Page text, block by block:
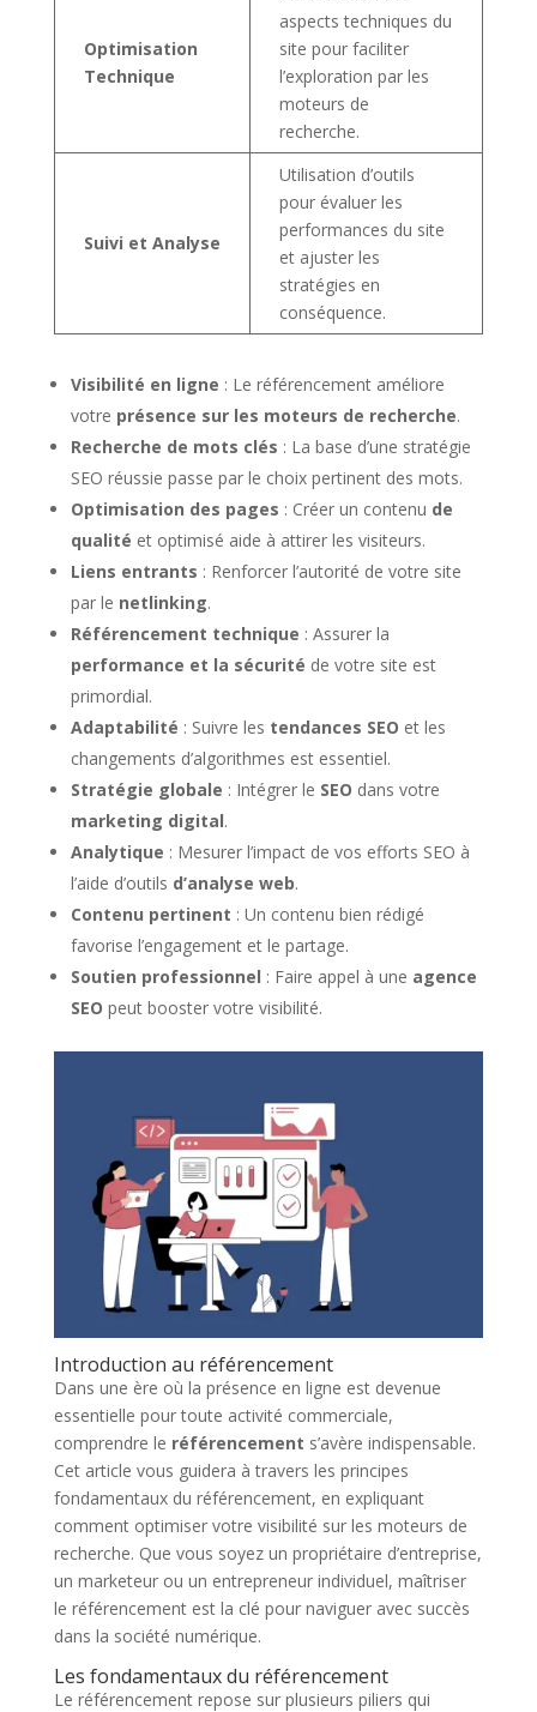
Optimisation
Technique
aspects techniques du
site pour faciliter
l’exploration par les
moteurs de
recherche.
Suivi et Analyse
Utilisation d’outils
pour évaluer les
performances du site
et ajuster les
stratégies en
conséquence.
Visibilité en ligne : Le référencement améliore
votre présence sur les moteurs de recherche.
Recherche de mots clés : La base d’une stratégie
SEO réussie passe par le choix pertinent des mots.
Optimisation des pages : Créer un contenu de
qualité et optimisé aide à attirer les visiteurs.
Liens entrants : Renforcer l’autorité de votre site
par le netlinking.
Référencement technique : Assurer la
performance et la sécurité de votre site est
primordial.
Adaptabilité : Suivre les tendances SEO et les
changements d’algorithmes est essentiel.
Stratégie globale : Intégrer le SEO dans votre
marketing digital.
Analytique : Mesurer l’impact de vos efforts SEO à
l’aide d’outils d’analyse web.
Contenu pertinent : Un contenu bien rédigé
favorise l’engagement et le partage.
Soutien professionnel : Faire appel à une agence
SEO peut booster votre visibilité.
Introduction au référencement
Dans une ère où la présence en ligne est devenue
essentielle pour toute activité commerciale,
comprendre le référencement s’avère indispensable.
Cet article vous guidera à travers les principes
fondamentaux du référencement, en expliquant
comment optimiser votre visibilité sur les moteurs de
recherche. Que vous soyez un propriétaire d’entreprise,
un marketeur ou un entrepreneur individuel, maîtriser
le référencement est la clé pour naviguer avec succès
dans la société numérique.
Les fondamentaux du référencement
Le référencement repose sur plusieurs piliers qui